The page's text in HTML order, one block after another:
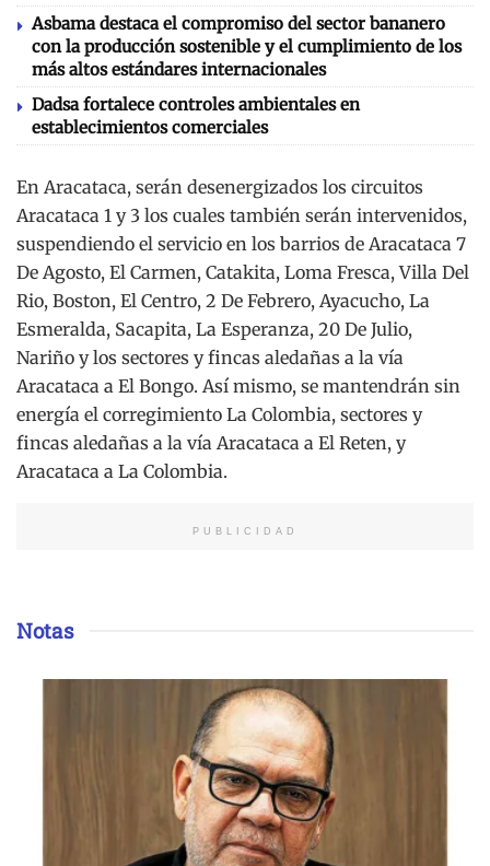
Asbama destaca el compromiso del sector bananero
con la producción sostenible y el cumplimiento de los
más altos estándares internacionales
Dadsa fortalece controles ambientales en
establecimientos comerciales
En Aracataca, serán desenergizados los circuitos
Aracataca 1 y 3 los cuales también serán intervenidos,
suspendiendo el servicio en los barrios de Aracataca 7
De Agosto, El Carmen, Catakita, Loma Fresca, Villa Del
Rio, Boston, El Centro, 2 De Febrero, Ayacucho, La
Esmeralda, Sacapita, La Esperanza, 20 De Julio,
Nariño y los sectores y fincas aledañas a la vía
Aracataca a El Bongo. Así mismo, se mantendrán sin
energía el corregimiento La Colombia, sectores y
fincas aledañas a la vía Aracataca a El Reten, y
Aracataca a La Colombia.
PUBLICIDAD
Notas